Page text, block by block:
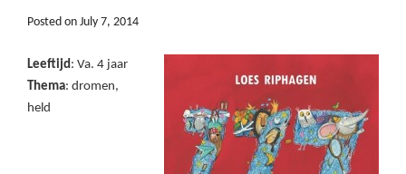
Posted on July 7, 2014
Leeftijd: Va. 4 jaar
Thema: dromen,
held